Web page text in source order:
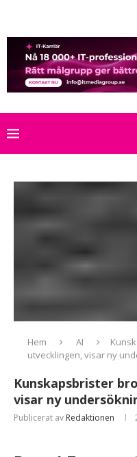
Hem AI
utvecklingen, visar ny
Kunskapsbrister
visar ny
Publicerat av Redaktionen